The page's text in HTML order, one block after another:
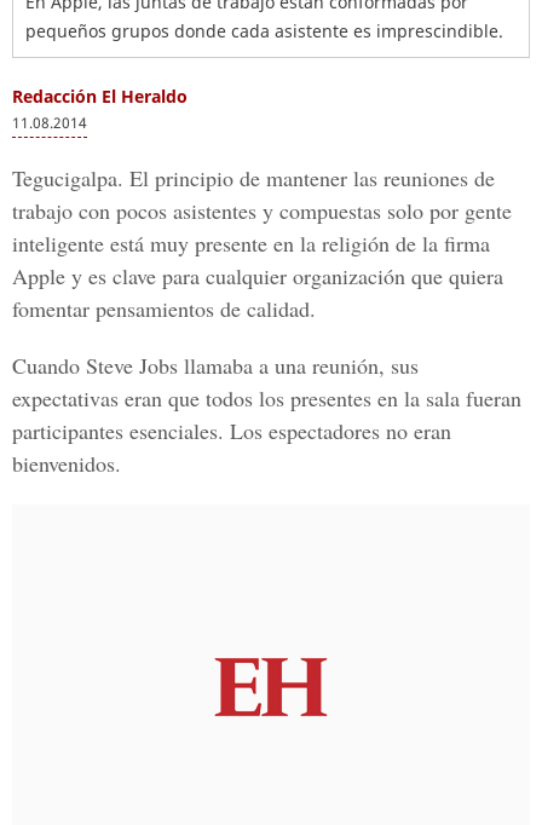
pequeños grupos donde cada asistente es imprescindible.
Redacción El Heraldo
11.08.2014
Tegucigalpa. El principio de mantener las reuniones de
trabajo con pocos asistentes y compuestas solo por gente
inteligente está muy presente en la religión de la firma
Apple y es clave para cualquier organización que quiera
fomentar pensamientos de calidad.
Cuando Steve Jobs llamaba a una reunión, sus
expectativas eran que todos los presentes en la sala fueran
participantes esenciales. Los espectadores no eran
bienvenidos.